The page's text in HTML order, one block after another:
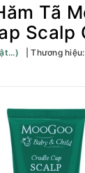
Tã
Scalp
Thương hiệu: